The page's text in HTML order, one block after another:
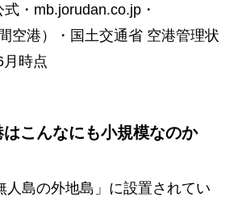
・mb.jorudan.co.jp・
空港）・国土交通省 空港管理状
時点
こんなにも小規模なのか
人島の外地島」に設置されてい